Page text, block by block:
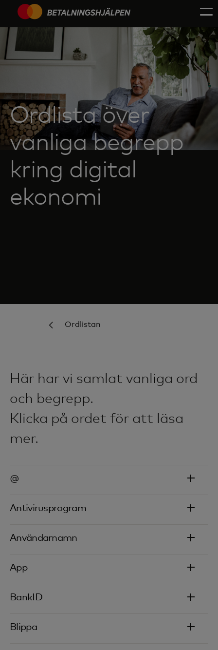
Ordlista över
vanliga begrepp
kring digital
ekonomi
Ordlistan
Här har vi samlat vanliga ord
och begrepp.
Klicka på ordet för att läsa
mer.
@
Antivirusprogram
Användarnamn
App
BankID
Blippa